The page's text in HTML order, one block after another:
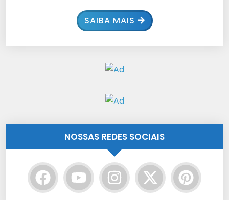
SAIBA MAIS
NOSSAS REDES SOCIAIS